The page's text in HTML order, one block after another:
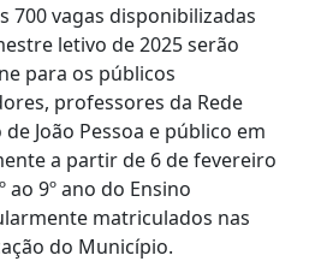
700 vagas disponibilizadas
letivo de 2025 serão
para os públicos
professores da Rede
João Pessoa e público em
a partir de 6 de fevereiro
ao 9º ano do Ensino
matriculados nas
do Município.